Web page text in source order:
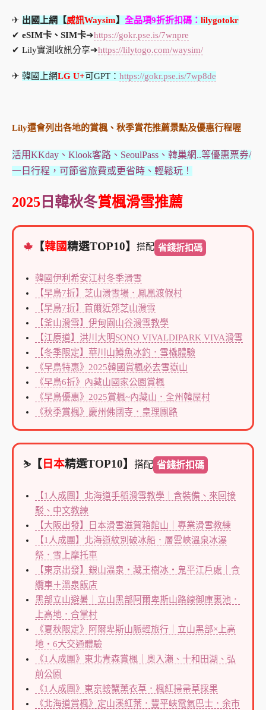
✈ 出國上網【威訊Waysim】 全品項9折折扣碼： lilygotokr
✔ eSIM卡、SIM卡➔https://gokr.pse.is/7wnpre
✔ Lily實測收訊分享➔https://lilytogo.com/waysim/
✈ 韓國上網LG U+可GPT： https://gokr.pse.is/7wp8de
Lily還會列出各地的賞楓、秋季賞花推薦景點及優惠行程喔
活用KKday、Klook客路、SeoulPass、韓巢網..等優惠票券/
一日行程，可節省旅費或更省時、輕鬆玩！
2025 日韓秋冬賞楓滑雪推薦
【韓國精選TOP10】 搭配 省錢折扣碼
韓國伊利希安江村冬季滑雪
【早鳥7折】芝山滑雪場．鳳凰渡假村
【早鳥7折】首爾近郊芝山滑雪
【釜山滑雪】伊甸園山谷滑雪教學
【江原道】洪川大明SONO VIVALDIPARK VIVA滑雪
【冬季限定】華川山鱒魚冰釣．雪橇體驗
《早鳥特惠》2025韓國賞楓必去雪嶽山
《早鳥6折》內藏山國家公園賞楓
《早鳥優惠》2025賞楓~內藏山．全州韓屋村
《秋季賞楓》慶州佛國寺．皇理團路
⛷️【 日本精選TOP10】 搭配 省錢折扣碼
【1人成團】北海道手稻滑雪教學｜含裝備、來回接
駁、中文教練
【大阪出發】日本滑雪滋賀箱館山｜專業滑雪教練
【1人成團】北海道紋別破冰船．層雲峽溫泉冰瀑
祭．雪上摩托車
【東京出發】銀山溫泉・藏王樹冰・鬼平江戶處｜含
纜車＋溫泉飯店
黑部立山避暑｜立山黑部阿爾卑斯山路線御庫裏池．
上高地．合掌村
《夏秋限定》阿爾卑斯山脈輕旅行｜立山黑部×上高
地・6大交通體驗
《1人成團》東北青森賞楓｜奧入瀨、十和田湖、弘
前公園
《1人成團》東京螃蟹薰衣草．楓紅掃帚草採果
《北海道賞楓》定山溪紅葉．豐平峽電氣巴士．余市